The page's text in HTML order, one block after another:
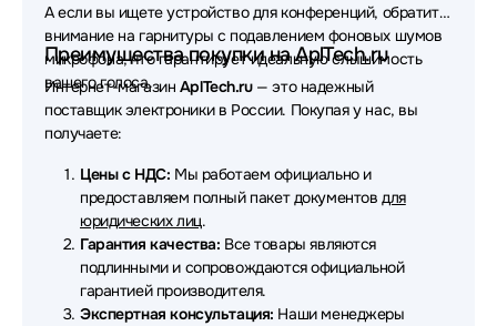
Наушники X-Game Наушники Koss
Наушники Bowers & Wilkins
Наушники Dark Project Наушники Lyambda
Наушники MSI Наушники Hama
Наушники EPOS Наушники Redmi
Наушники Dunu Наушники OnePlus
А если вы ищете устройство для конференций, обратите
внимание на гарнитуры с подавлением фоновых шумов
микрофона, что гарантирует идеальную слышимость
вашего голоса.
Преимущества покупки на AplTech.ru
Интернет-магазин AplTech.ru— это надежный
поставщик электроники в России. Покупая у нас, вы
получаете:
Цены с НДС: Мы работаем официально и
предоставляем полный пакет документовдля
юридических лиц.
Гарантия качества: Все товары являются
подлинными и сопровождаются официальной
гарантией производителя.
Экспертная консультация: Наши менеджеры